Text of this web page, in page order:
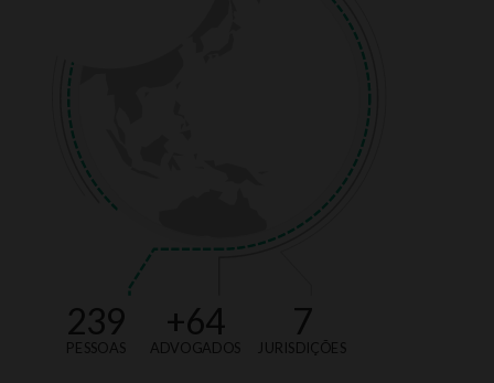
366
PESSOAS
+134
ADVOGADOS
8
JURISDIÇÕES